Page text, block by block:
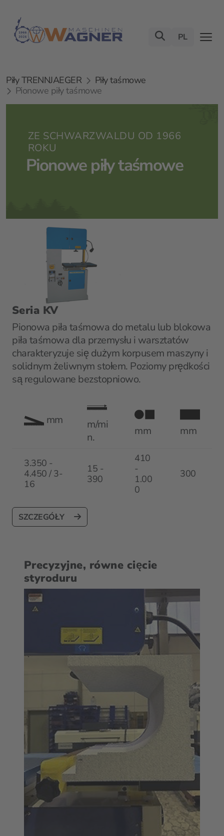
PL
Piły TRENNJAEGER
Piły taśmowe
Pionowe piły taśmowe
ZE SCHWARZWALDU OD 1966
ROKU
Pionowe piły taśmowe
Seria KV
Pionowa piła taśmowa do metalu lub blokowa
piła taśmowa dla przemysłu i warsztatów
charakteryzuje się dużym korpusem maszyny i
solidnym żeliwnym stołem. Poziomy prędkości
są regulowane bezstopniowo.
mm
m/mi
n.
mm mm
3.350 -
4.450 / 3-
16
15 -
390
410
-
1.00
0
300
SZCZEGÓŁY
Precyzyjne, równe cięcie
styroduru